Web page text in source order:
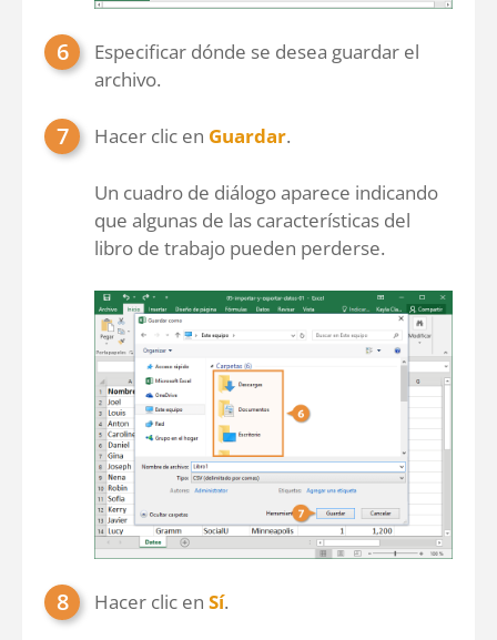
Especificar dónde se desea guardar el
archivo.
Hacer clic en Guardar.
Un cuadro de diálogo aparece indicando
que algunas de las características del
libro de trabajo pueden perderse.
Hacer clic en Sí.